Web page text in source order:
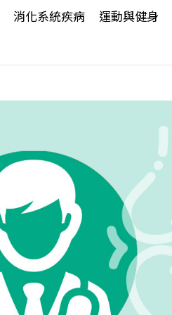
消化系統疾病 運動與健身